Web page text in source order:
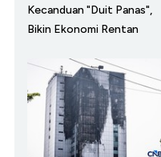
Kecanduan "Duit Panas",
Bikin Ekonomi Rentan